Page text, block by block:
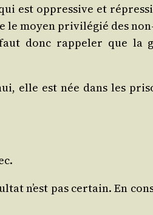
est oppres­sive et
le moyen pri­vi­lé­gié des
donc rap­pe­ler que la
elle est née dans les
n’est pas cer­tain. En